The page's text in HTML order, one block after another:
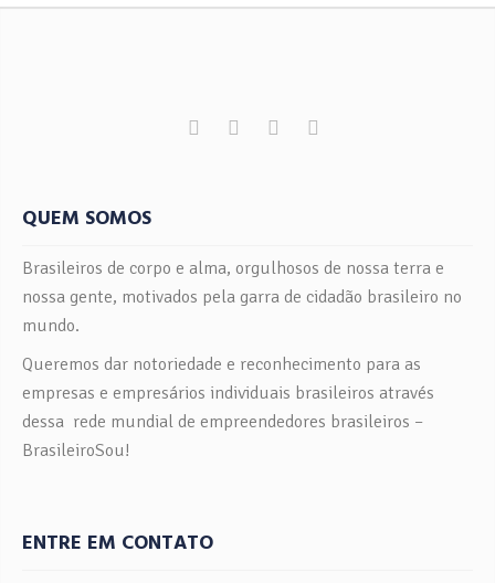
QUEM SOMOS
Brasileiros de corpo e alma, orgulhosos de nossa terra e
nossa gente, motivados pela garra de cidadão brasileiro no
mundo.
Queremos dar notoriedade e reconhecimento para as
empresas e empresários individuais brasileiros através
dessa rede mundial de empreendedores brasileiros –
BrasileiroSou!
ENTRE EM CONTATO